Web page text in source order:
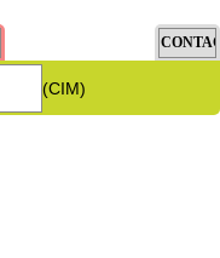
(CIM)